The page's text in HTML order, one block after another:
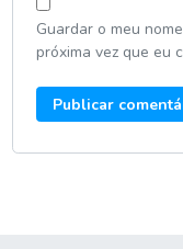
Guardar o meu
próxima vez que eu